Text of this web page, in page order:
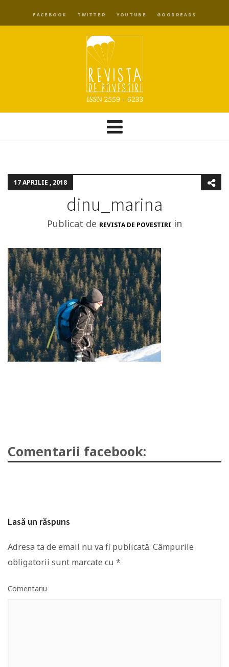
FACEBOOK TWITTER YOUTUBE GOODREADS
17 APRILIE , 2018
dinu_marina
Publicat de REVISTA DE POVESTIRI in
Comentarii facebook:
Lasă un răspuns
Adresa ta de email nu va fi publicată. Câmpurile
obligatorii sunt marcate cu *
Comentariu